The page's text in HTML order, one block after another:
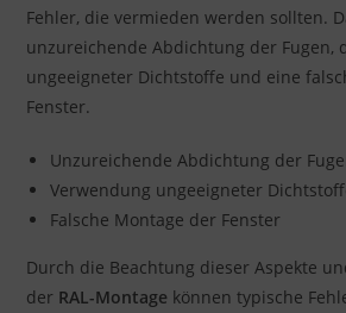
Fehler, die vermieden werden sollten.
unzureichende Abdichtung der Fugen,
ungeeigneter Dichtstoffe und eine
Fenster.
Unzureichende Abdichtung der
Verwendung ungeeigneter
Falsche Montage der Fenster
Durch die Beachtung dieser Aspekte
der RAL-Montage können typische